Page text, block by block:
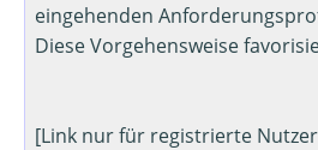
eingehenden
Diese Vorgehensweise
[Link nur für registrierte